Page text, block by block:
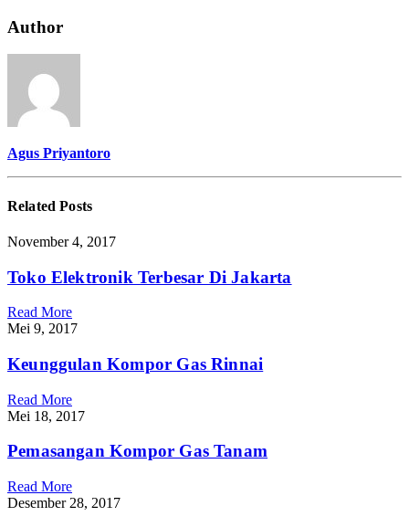
Author
Agus Priyantoro
RelatedPosts
November 4, 2017
Toko Elektronik Terbesar Di Jakarta
Read More
Mei 9, 2017
Keunggulan Kompor Gas Rinnai
Read More
Mei 18, 2017
Pemasangan Kompor Gas Tanam
Read More
Desember 28, 2017